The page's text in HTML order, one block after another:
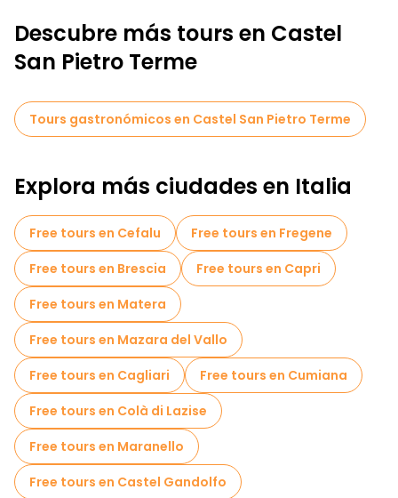
Descubre más tours en Castel
San Pietro Terme
Tours gastronómicos en Castel San Pietro Terme
Explora más ciudades en Italia
Free tours en Cefalu
Free tours en Fregene
Free tours en Brescia
Free tours en Capri
Free tours en Matera
Free tours en Mazara del Vallo
Free tours en Cagliari
Free tours en Cumiana
Free tours en Colà di Lazise
Free tours en Maranello
Free tours en Castel Gandolfo